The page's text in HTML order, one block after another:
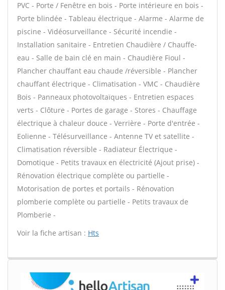
PVC - Porte / Fenêtre en bois - Porte intérieure en bois -
Porte blindée - Tableau électrique - Alarme - Alarme de
piscine - Vidéosurveillance - Sécurité incendie -
Installation sanitaire - Entretien Chaudière / Chauffe-
eau - Salle de bain clé en main - Chaudière Fioul -
Plancher chauffant eau chaude /réversible - Plancher
chauffant électrique - Climatisation - VMC - Chaudière
Bois - Panneaux photovoltaïques - Entretien espaces
verts - Clôture - Portes de garage - Stores - Chauffage
électrique à chaleur douce - Verrière - Porte d'entrée -
Eolienne - Télésurveillance - Antenne TV et satellite -
Climatisation réversible - Radiateur Électrique -
Domotique - Petits travaux en électricité (Ajout prise) -
Rénovation électrique complète ou partielle -
Motorisation de portes et portails - Rénovation
plomberie complète ou partielle - Petits travaux de
Plomberie -
Voir la fiche artisan : Hts